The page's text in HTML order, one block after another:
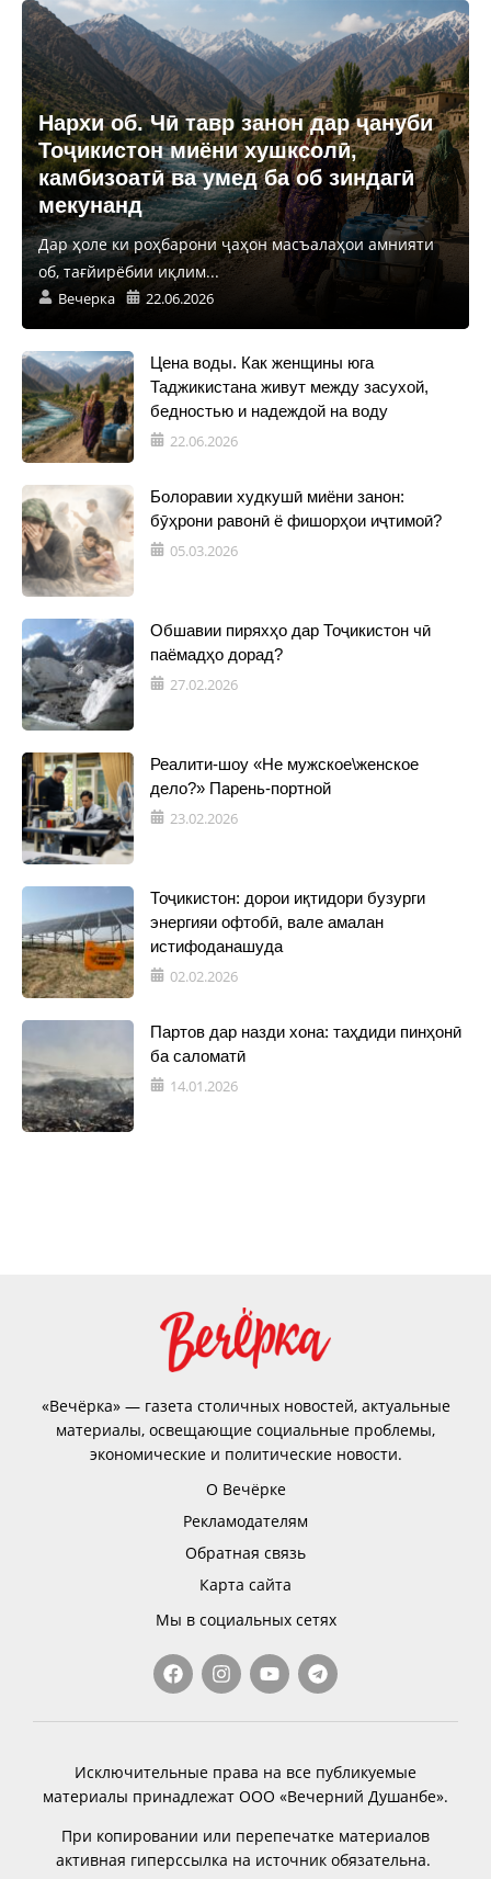
Нархи об. Чӣ тавр занон дар ҷануби
Тоҷикистон миёни хушксолӣ,
камбизоатӣ ва умед ба об зиндагӣ
мекунанд
Дар ҳоле ки роҳбарони ҷаҳон масъалаҳои амнияти
об, тағйирёбии иқлим...
Вечерка 22.06.2026
Цена воды. Как женщины юга
Таджикистана живут между засухой,
бедностью и надеждой на воду
22.06.2026
Болоравии худкушӣ миёни занон:
бӯҳрони равонӣ ё фишорҳои иҷтимоӣ?
05.03.2026
Обшавии пиряхҳо дар Тоҷикистон чӣ
паёмадҳо дорад?
27.02.2026
Реалити-шоу «Не мужское\женское
дело?» Парень-портной
23.02.2026
Тоҷикистон: дорои иқтидори бузурги
энергияи офтобӣ, вале амалан
истифоданашуда
02.02.2026
Партов дар назди хона: таҳдиди пинҳонӣ
ба саломатӣ
14.01.2026
«Вечёрка» — газета столичных новостей, актуальные
материалы, освещающие социальные проблемы,
экономические и политические новости.
О Вечёрке
Рекламодателям
Обратная связь
Карта сайта
Мы в социальных сетях
Исключительные права на все публикуемые
материалы принадлежат ООО «Вечерний Душанбе».
При копировании или перепечатке материалов
активная гиперссылка на источник обязательна.